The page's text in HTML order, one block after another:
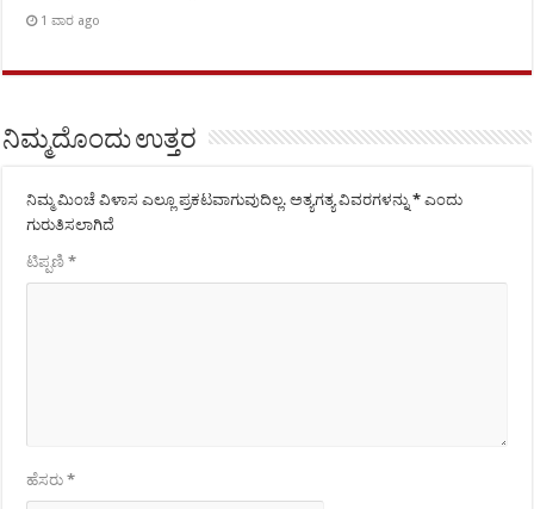
1 ವಾರ ago
ನಿಮ್ಮದೊಂದು ಉತ್ತರ
ನಿಮ್ಮ ಮಿಂಚೆ ವಿಳಾಸ ಎಲ್ಲೂ ಪ್ರಕಟವಾಗುವುದಿಲ್ಲ. ಅತ್ಯಗತ್ಯ ವಿವರಗಳನ್ನು* ಎಂದು
ಗುರುತಿಸಲಾಗಿದೆ
ಟಿಪ್ಪಣಿ*
ಹೆಸರು*